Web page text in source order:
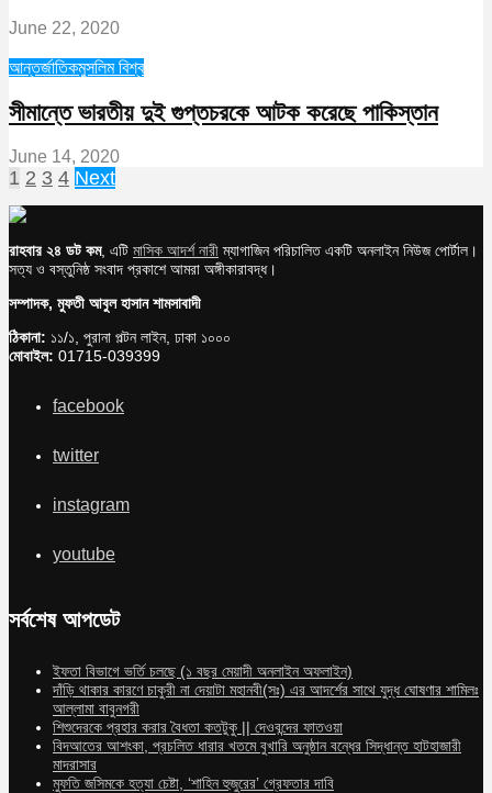
June 22, 2020
আন্তর্জাতিকমুসলিম বিশ্ব
সীমান্তে ভারতীয় দুই গুপ্তচরকে আটক করেছে পাকিস্তান
June 14, 2020
1 2 3 4 Next
রাহবার ২৪ ডট কম, এটি মাসিক আদর্শ নারীম্যাগাজিন পরিচালিত একটি অনলাইন নিউজ পোর্টাল।
সত্য ও বস্তুনিষ্ঠ সংবাদ প্রকাশে আমরা অঙ্গীকারাবদ্ধ।
সম্পাদক, মুফতী আবুল হাসান শামসাবাদী
ঠিকানা: ১১/১, পুরানা পল্টন লাইন, ঢাকা ১০০০
মোবাইল: 01715-039399
facebook
twitter
instagram
youtube
সর্বশেষ আপডেট
ইফতা বিভাগে ভর্তি চলছে (১ বছর মেয়াদী অনলাইন অফলাইন)
দাঁড়ি থাকার কারণে চাকুরী না দেয়াটা মহানবী(সঃ) এর আদর্শের সাথে যুদ্ধ ঘোষণার শামিলঃ
আল্লামা বাবুনগরী
শিশুদেরকে প্রহার করার বৈধতা কতটুকু || দেওবন্দের ফাতওয়া
বিদআতের আশংকা, প্রচলিত ধারার খতমে বুখারি অনুষ্ঠান বন্ধের সিদ্ধান্ত হাটহাজারী
মাদরাসার
মুফতি জসিমকে হত্যা চেষ্টা, ‘শাহিন হুজুরের’ গ্রেফতার দাবি